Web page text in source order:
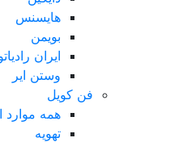
هایسنس
بویمن
ایران
وستن ایر
فن کویل
همه موارد
تهویه